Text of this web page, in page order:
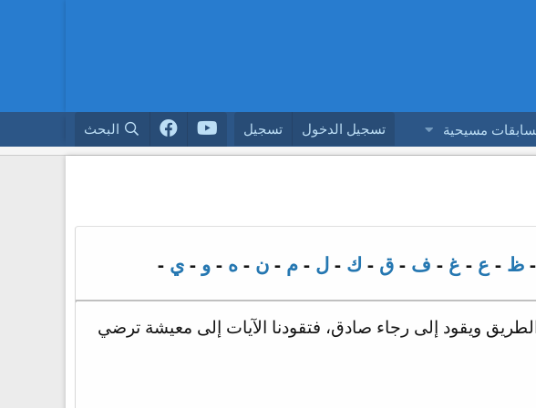
مسيحية تسجيل الدخول تسجيل البحث
- ظ - ع - غ - ف - ق - ك - ل - م - ن - ه - و - ي -
ويقود إلى رجاء صادق، فتقودنا الآيات إلى معيشة ترضي